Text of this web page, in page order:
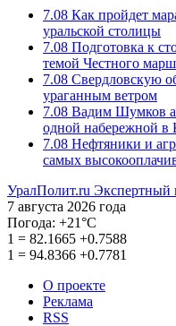
7.08 Как пройдет
уральской столицы
7.08 Подготовка к
темой Честного
7.08 Свердловскую
ураганным ветром
7.08 Вадим Шумков
одной набережной в
7.08 Нефтяники и
самых
УралПолит.ru Экспертный
7 августа 2026 года
Погода: +21°С
1 = 82.1665 +0.7588
1 = 94.8366 +0.7781
О проекте
Реклама
RSS